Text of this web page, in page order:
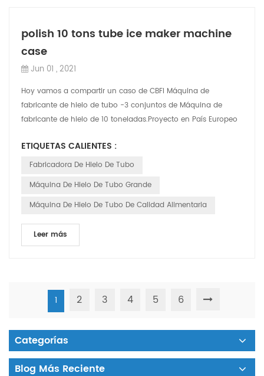
polish 10 tons tube ice maker machine
case
Jun 01 , 2021
Hoy vamos a compartir un caso de CBFI Máquina de
fabricante de hielo de tubo -3 conjuntos de Máquina de
fabricante de hielo de 10 toneladas.Proyecto en País Europeo
ETIQUETAS CALIENTES :
Fabricadora De Hielo De Tubo
Máquina De Hielo De Tubo Grande
Máquina De Hielo De Tubo De Calidad Alimentaria
Leer más
1 2 3 4 5 6
Categorías
Blog Más Reciente